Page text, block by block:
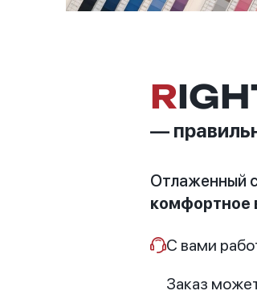
R
—
Отлаженный
комфортное
С вами
Заказ